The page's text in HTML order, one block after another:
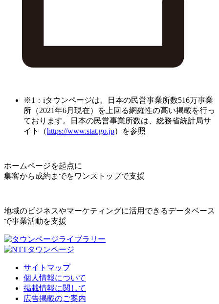
※1：iタウンページは、日本の民営事業所数516万事業
所（2021年6月現在）を上回る網羅性の高い掲載を行っ
ております。日本の民営事業所数は、総務省統計局サ
イト（https://www.stat.go.jp）を参照
ホームページを起点に
集客から成約までをワンストップで支援
地域のビジネスやマーケティングに活用できるデータベース
で事業活動を支援
サイトマップ
個人情報について
掲載情報に関して
広告掲載のご案内